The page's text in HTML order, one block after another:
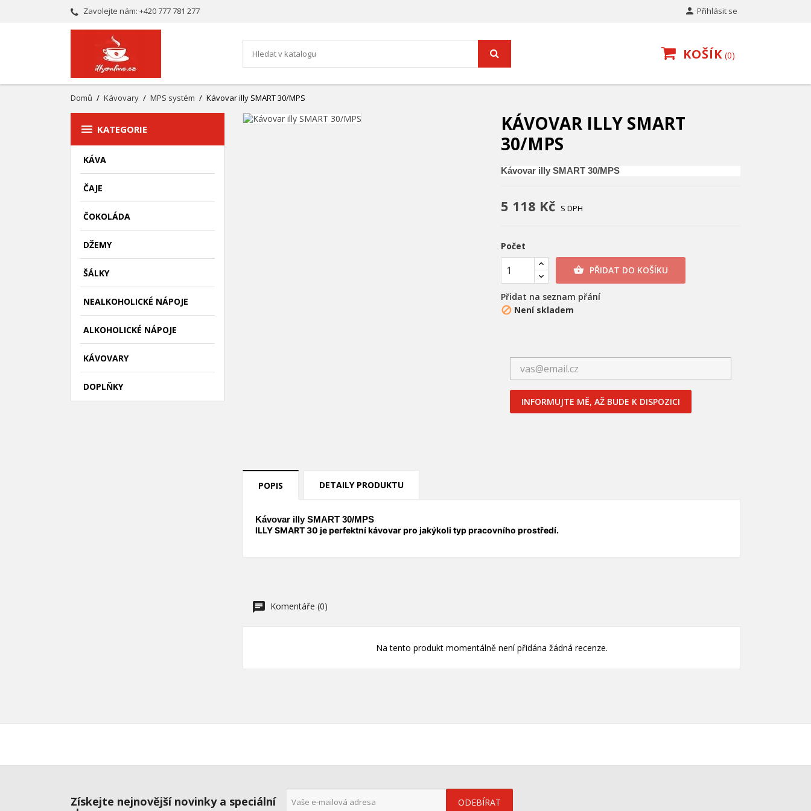
Zavolejte nám: +420 777 781 277  Přihlásit se
KOŠÍK 0
Domů Kávovary MPS systém Kávovar illy SMART 30/MPS
 KATEGORIE
KÁVA
ČAJE
ČOKOLÁDA
DŽEMY
ŠÁLKY
NEALKOHOLICKÉ NÁPOJE
ALKOHOLICKÉ NÁPOJE
KÁVOVARY
DOPLŇKY
KÁVOVAR ILLY SMART
30/MPS
Kávovar illy SMART 30/MPS
5 118 Kč S DPH
Počet
 PŘIDAT DO KOŠÍKU
Přidat na seznam přání
 Není skladem
INFORMUJTE MĚ, AŽ BUDE K DISPOZICI
POPIS DETAILY PRODUKTU
Kávovar illy SMART 30/MPS
ILLY SMART 30 je perfektní kávovar pro jakýkoli typ pracovního prostředí.
Komentáře (0)
Na tento produkt momentálně není přidána žádná recenze.
Získejte nejnovější novinky a speciální
((title))
Přihlásit se
přání.